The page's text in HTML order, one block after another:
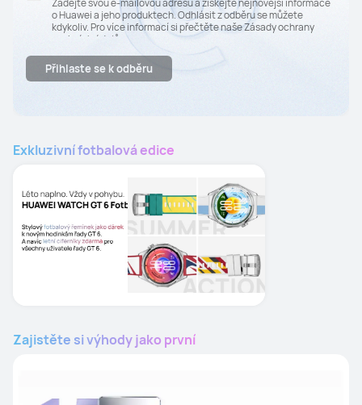
o Huawei a jeho produktech. Odhlásit z odběru se můžete
kdykoliv. Pro více informací si přečtěte naše Zásady ochrany
osobních údajů.
Přihlaste se k odběru
Exkluzivní fotbalová edice
Zajistěte si výhody jako první